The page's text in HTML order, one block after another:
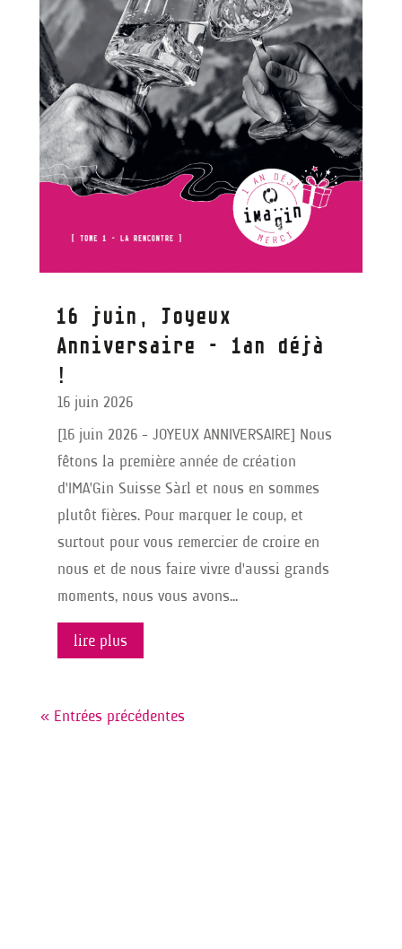
16 juin, Joyeux
Anniversaire – 1an déjà
!
16 juin 2026
[16 juin 2026 - JOYEUX ANNIVERSAIRE] Nous
fêtons la première année de création
d'IMA'Gin Suisse Sàrl et nous en sommes
plutôt fières. Pour marquer le coup, et
surtout pour vous remercier de croire en
nous et de nous faire vivre d'aussi grands
moments, nous vous avons...
lire plus
« Entrées précédentes